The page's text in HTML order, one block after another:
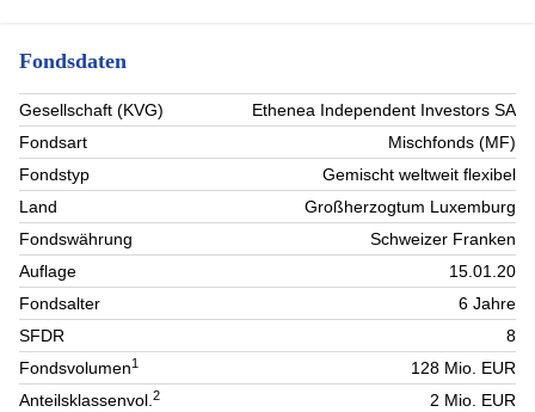
Fondsdaten
Gesellschaft (KVG)
Ethenea Independent Investors SA
Fondsart
Mischfonds (MF)
Fondstyp
Gemischt weltweit flexibel
Land
Großherzogtum Luxemburg
Fondswährung
Schweizer Franken
Auflage
15.01.20
Fondsalter
6 Jahre
SFDR
8
Fondsvolumen1
128 Mio. EUR
Anteilsklassenvol.2
2 Mio. EUR